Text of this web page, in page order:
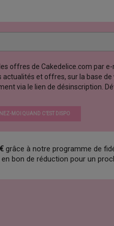
offres de Cakedelice.com par e-
actualités et offres, sur la base
via le lien de désinscription.
MOI QUAND C’EST DISPO
grâce à notre programme de
bon de réduction pour un